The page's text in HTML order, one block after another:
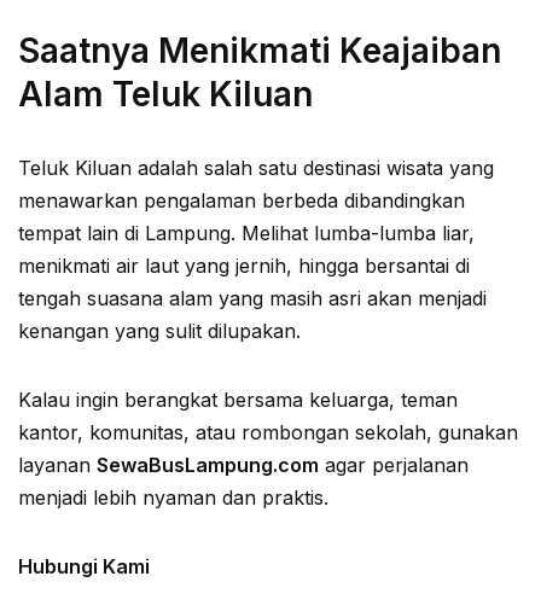
Saatnya Menikmati Keajaiban
Alam Teluk Kiluan
Teluk Kiluan adalah salah satu destinasi wisata yang
menawarkan pengalaman berbeda dibandingkan
tempat lain di Lampung. Melihat lumba-lumba liar,
menikmati air laut yang jernih, hingga bersantai di
tengah suasana alam yang masih asri akan menjadi
kenangan yang sulit dilupakan.
Kalau ingin berangkat bersama keluarga, teman
kantor, komunitas, atau rombongan sekolah, gunakan
layanan SewaBusLampung.com agar perjalanan
menjadi lebih nyaman dan praktis.
Hubungi Kami